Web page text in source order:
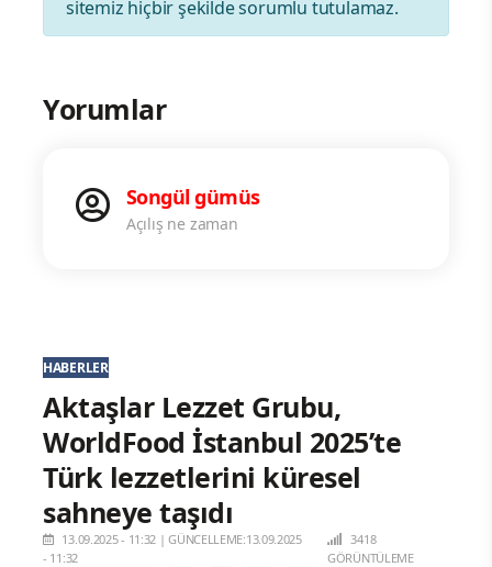
sitemiz hiçbir şekilde sorumlu tutulamaz.
Yorumlar
Songül gümüs
Açılış ne zaman
HABERLER
Aktaşlar Lezzet Grubu,
WorldFood İstanbul 2025’te
Türk lezzetlerini küresel
sahneye taşıdı
13.09.2025 - 11:32 |GÜNCELLEME:13.09.2025
- 11:32
3418
GÖRÜNTÜLEME